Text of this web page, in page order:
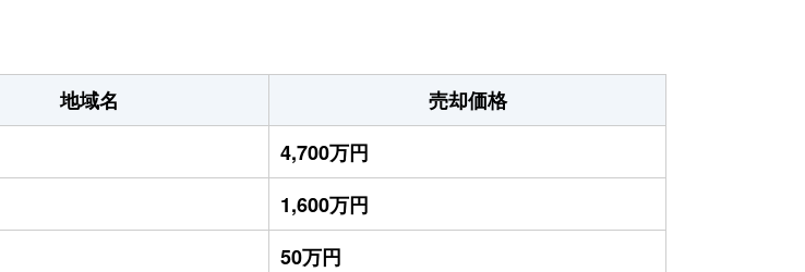
地域名
売却価格
4,700万円
1,600万円
50万円